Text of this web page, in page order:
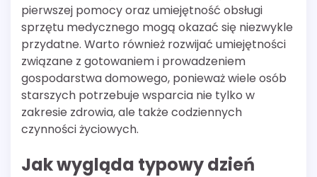
pierwszej pomocy oraz umiejętność obsługi
sprzętu medycznego mogą okazać się niezwykle
przydatne. Warto również rozwijać umiejętności
związane z gotowaniem i prowadzeniem
gospodarstwa domowego, ponieważ wiele osób
starszych potrzebuje wsparcia nie tylko w
zakresie zdrowia, ale także codziennych
czynności życiowych.
Jak wygląda typowy dzień